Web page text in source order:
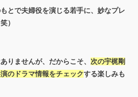
とで夫婦役を演じる若手に、妙なプレ
）
りませんが、だからこそ、 次の宇梶剛
のドラマ情報をチェックする楽しみも